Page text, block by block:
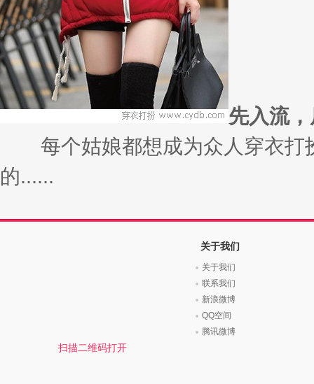
先入流
每个姑娘都想成为众人穿衣打
的......
扫描二维码打开
关于我们
关于我们
联系我们
新浪微博
QQ空间
腾讯微博